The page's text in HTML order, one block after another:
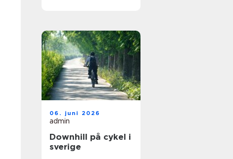
06. juni 2026
admin
Downhill på cykel i
sverige